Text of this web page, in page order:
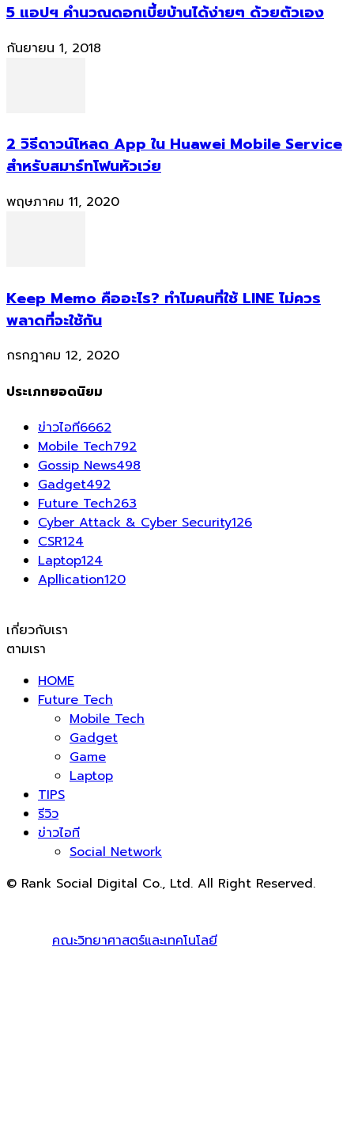
5 แอปฯ คำนวณดอกเบี้ยบ้านได้ง่ายๆ ด้วยตัวเอง
กันยายน 1, 2018
2 วิธีดาวน์โหลด App ใน Huawei Mobile Service
สำหรับสมาร์ทโฟนหัวเว่ย
พฤษภาคม 11, 2020
Keep Memo คืออะไร? ทำไมคนที่ใช้ LINE ไม่ควร
พลาดที่จะใช้กัน
กรกฎาคม 12, 2020
ประเภทยอดนิยม
ข่าวไอที6662
Mobile Tech792
Gossip News498
Gadget492
Future Tech263
Cyber Attack & Cyber Security126
CSR124
Laptop124
Apllication120
เกี่ยวกับเรา
ตามเรา
HOME
Future Tech
Mobile Tech
Gadget
Game
Laptop
TIPS
รีวิว
ข่าวไอที
Social Network
© Rank Social Digital Co., Ltd. All Right Reserved.
คณะวิทยาศาสตร์และเทคโนโลยี